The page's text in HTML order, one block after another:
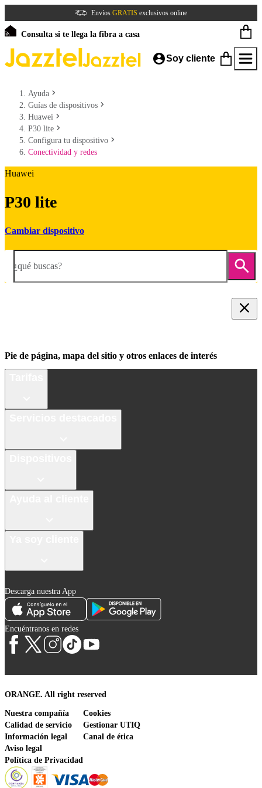
Envíos GRATIS exclusivos online
Consulta si te llega la fibra a casa
Soy cliente
Ayuda
Guías de dispositivos
Huawei
P30 lite
Configura tu dispositivo
Conectividad y redes
Huawei
P30 lite
Cambiar dispositivo
¿qué buscas?
Pie de página, mapa del sitio y otros enlaces de interés
Descarga nuestra App
Encuéntranos en redes
ORANGE. All right reserved
Nuestra compañía
Calidad de servicio
Información legal
Aviso legal
Política de Privacidad
Cookies
Gestionar UTIQ
Canal de ética